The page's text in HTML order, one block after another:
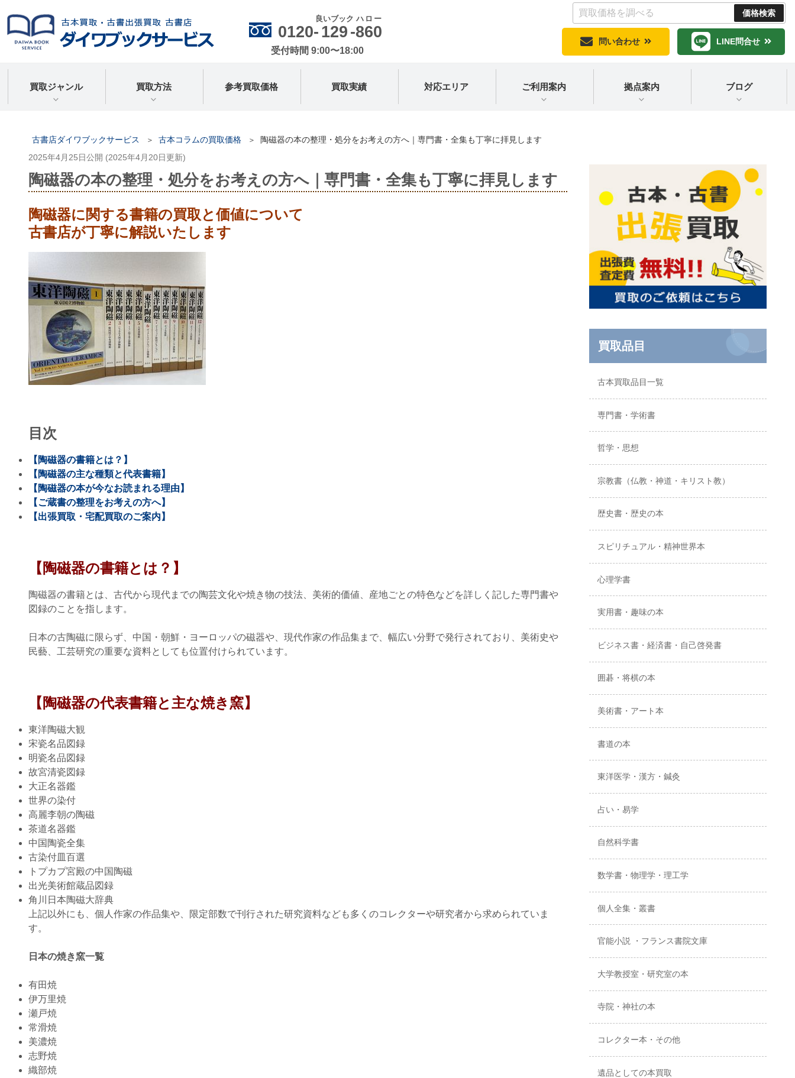
0120- 129
良いブック
-860
ハロー
受付時間 9:00〜18:00
問い合わせ LINE問合せ
買取ジャンル 買取方法 参考買取価格 買取実績 対応エリア ご利用案内 拠点案内 ブログ
古書店ダイワブックサービス 古本コラムの買取価格
陶磁器の本の整理・処分をお考えの方へ｜専門書・全集も丁寧に拝見します
2025年4月25日公開 (2025年4月20日更新)
陶磁器の本の整理・処分をお考えの方へ｜専門書・全集も丁寧に拝見します
陶磁器に関する書籍の買取と価値について
古書店が丁寧に解説いたします
目次
【陶磁器の書籍とは？】
【陶磁器の主な種類と代表書籍】
【陶磁器の本が今なお読まれる理由】
【ご蔵書の整理をお考えの方へ】
【出張買取・宅配買取のご案内】
【陶磁器の書籍とは？】
陶磁器の書籍とは、古代から現代までの陶芸文化や焼き物の技法、美術的価値、産地ごとの特色などを詳しく記した専門書や
図録のことを指します。
日本の古陶磁に限らず、中国・朝鮮・ヨーロッパの磁器や、現代作家の作品集まで、幅広い分野で発行されており、美術史や
民藝、工芸研究の重要な資料としても位置付けられています。
【陶磁器の代表書籍と主な焼き窯】
東洋陶磁大観
宋瓷名品図録
明瓷名品図録
故宮清瓷図録
大正名器鑑
世界の染付
高麗李朝の陶磁
茶道名器鑑
中国陶瓷全集
古染付皿百選
トプカプ宮殿の中国陶磁
出光美術館蔵品図録
角川日本陶磁大辞典
上記以外にも、個人作家の作品集や、限定部数で刊行された研究資料なども多くのコレクターや研究者から求められていま
す。
日本の焼き窯一覧
有田焼
伊万里焼
瀬戸焼
常滑焼
美濃焼
志野焼
織部焼
買取品目
古本買取品目一覧
専門書・学術書
哲学・思想
宗教書（仏教・神道・キリスト教）
歴史書・歴史の本
スピリチュアル・精神世界本
心理学書
実用書・趣味の本
ビジネス書・経済書・自己啓発書
囲碁・将棋の本
美術書・アート本
書道の本
東洋医学・漢方・鍼灸
占い・易学
自然科学書
数学書・物理学・理工学
個人全集・叢書
官能小説 ・フランス書院文庫
大学教授室・研究室の本
寺院・神社の本
コレクター本・その他
遺品としての本買取